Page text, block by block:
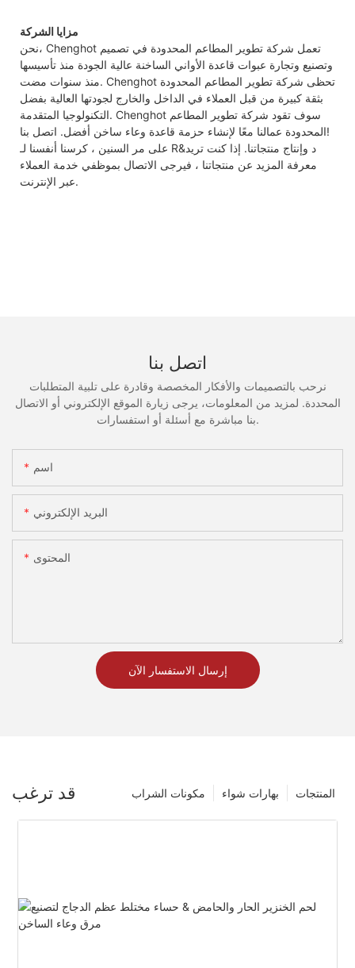
مزايا الشركة
نحن، Chenghot تعمل شركة تطوير المطاعم المحدودة في تصميم
وتصنيع وتجارة عبوات قاعدة الأواني الساخنة عالية الجودة منذ تأسيسها
منذ سنوات مضت. Chenghot تحظى شركة تطوير المطاعم المحدودة
بثقة كبيرة من قبل العملاء في الداخل والخارج لجودتها العالية بفضل
التكنولوجيا المتقدمة. Chenghot سوف تقود شركة تطوير المطاعم
المحدودة عمالنا معًا لإنشاء حزمة قاعدة وعاء ساخن أفضل. اتصل بنا!
على مر السنين ، كرسنا أنفسنا لـ R&د وإنتاج منتجاتنا. إذا كنت تريد
معرفة المزيد عن منتجاتنا ، فيرجى الاتصال بموظفي خدمة العملاء
عبر الإنترنت.
اتصل بنا
نرحب بالتصميمات والأفكار المخصصة وقادرة على تلبية المتطلبات
المحددة. لمزيد من المعلومات، يرجى زيارة الموقع الإلكتروني أو الاتصال
بنا مباشرة مع أسئلة أو استفسارات.
اسم
البريد الإلكتروني
المحتوى
إرسال الاستفسار الآن
قد ترغب المنتجات بهارات شواء مكونات الشراب